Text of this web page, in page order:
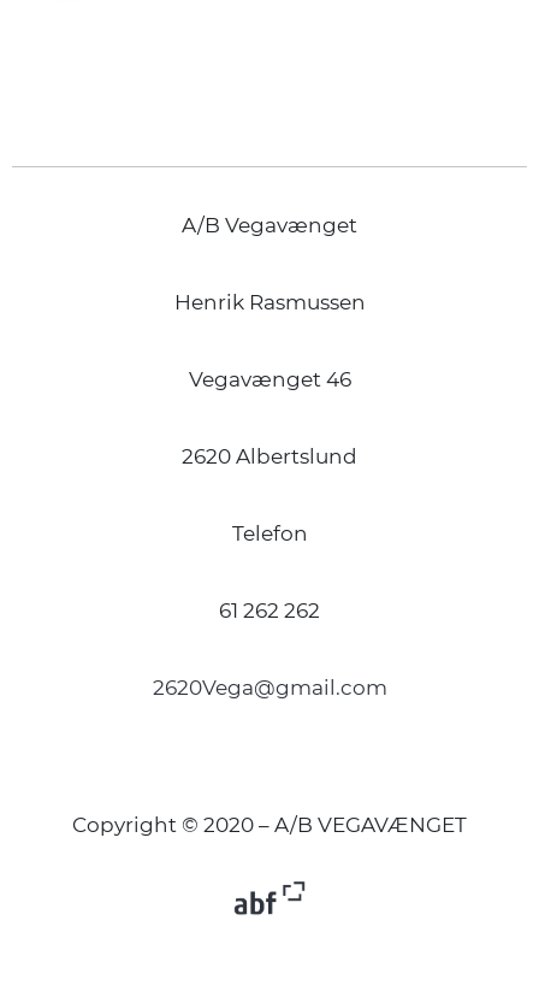
A/B Vegavænget
Henrik Rasmussen
Vegavænget 46
2620 Albertslund
Telefon
61 262 262
2620Vega@gmail.com
Copyright © 2020 – A/B VEGAVÆNGET